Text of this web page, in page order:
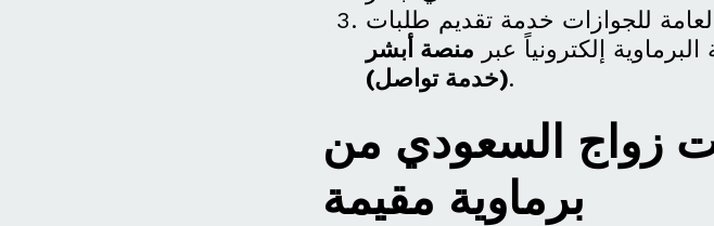
للجوازات خدمة تقديم طلبات
إلكترونياً عبر منصة أبشر
(خدمة تواصل).
زواج السعودي من
برماوية مقيمة